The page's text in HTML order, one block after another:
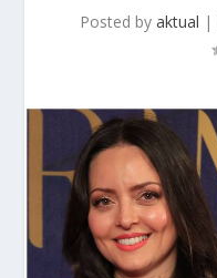
Posted by aktual |